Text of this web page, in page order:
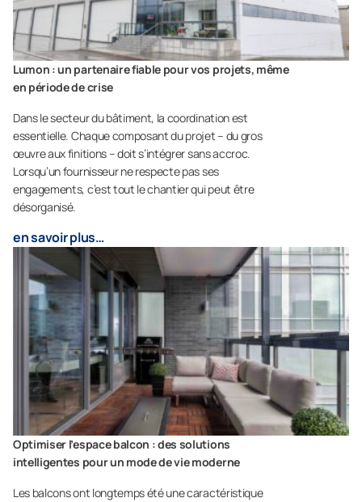
Lumon : un partenaire fiable pour vos projets, même
en période de crise
Dans le secteur du bâtiment, la coordination est
essentielle. Chaque composant du projet – du gros
œuvre aux finitions – doit s’intégrer sans accroc.
Lorsqu’un fournisseur ne respecte pas ses
engagements, c’est tout le chantier qui peut être
désorganisé.
en savoir plus…
Optimiser l’espace balcon : des solutions
intelligentes pour un mode de vie moderne
Les balcons ont longtemps été une caractéristique